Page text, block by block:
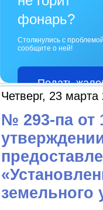
фонарь?
Столкнулись с
сообщите о ней!
Подать
Четверг, 23
№ 293-па от
земельного